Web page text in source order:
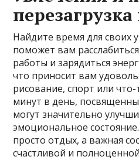
Найдите время для своих
поможет вам
работы и зарядиться
что приносит вам
рисование, спорт или
минут в день,
могут значительно
эмоциональное
просто отдых, а важная
счастливой и